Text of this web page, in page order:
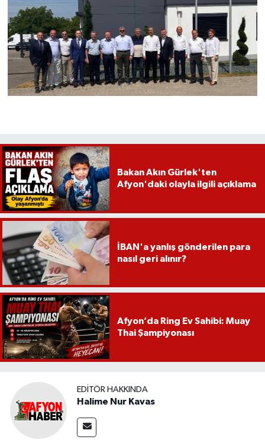
Bakan Akın Gürlek'ten
Afyon'daki olayla ilgili açıklama
İBAN'a yanlış gönderilen para
nasıl geri alınır?
Afyon’da Ring Ev Sahibi: Muay
Thai Şampiyonası
EDITÖR HAKKINDA
Halime Nur Kavas